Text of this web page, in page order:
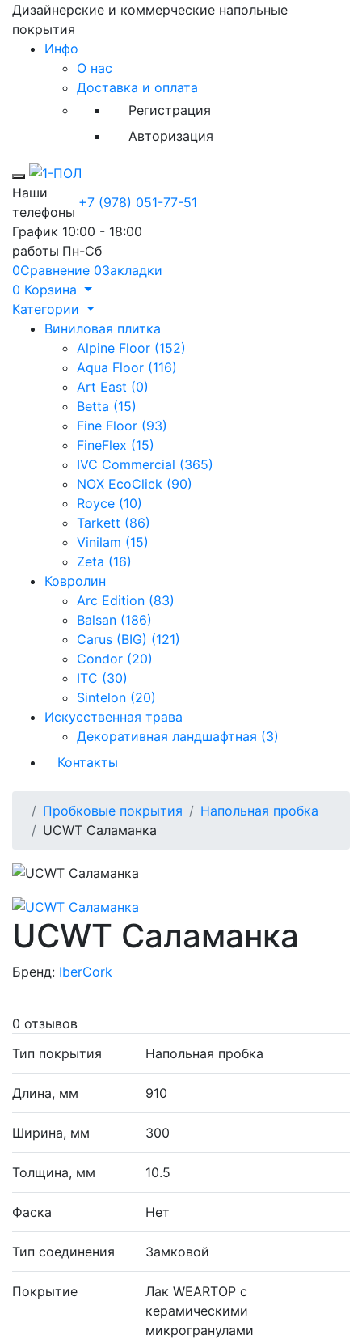
Дизайнерские и коммерческие напольные
покрытия
Инфо
О нас
Доставка и оплата
Регистрация
Авторизация
Toggle mobile menu
Наши
телефоны
+7 (978) 051-77-51
График
работы
10:00 - 18:00
Пн-Сб
0Сравнение 0Закладки
0 Корзина
Категории
Виниловая плитка
Alpine Floor (152)
Aqua Floor (116)
Art East (0)
Betta (15)
Fine Floor (93)
FineFlex (15)
IVC Commercial (365)
NOX EcoClick (90)
Royce (10)
Tarkett (86)
Vinilam (15)
Zeta (16)
Ковролин
Arc Edition (83)
Balsan (186)
Carus (BIG) (121)
Condor (20)
ITC (30)
Sintelon (20)
Искусственная трава
Декоративная ландшафтная (3)
Контакты
Пробковые покрытия
Напольная пробка
UCWT Саламанка
UCWT Саламанка
Бренд: IberCork
0 отзывов
Тип покрытия
Напольная пробка
Длина, мм 910
Ширина, мм 300
Толщина, мм 10.5
Фаска Нет
Тип соединения Замковой
Покрытие
Лак WEARTOP с
керамическими
микрогранулами